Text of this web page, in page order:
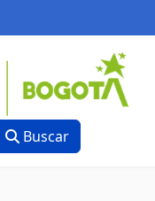
Buscar